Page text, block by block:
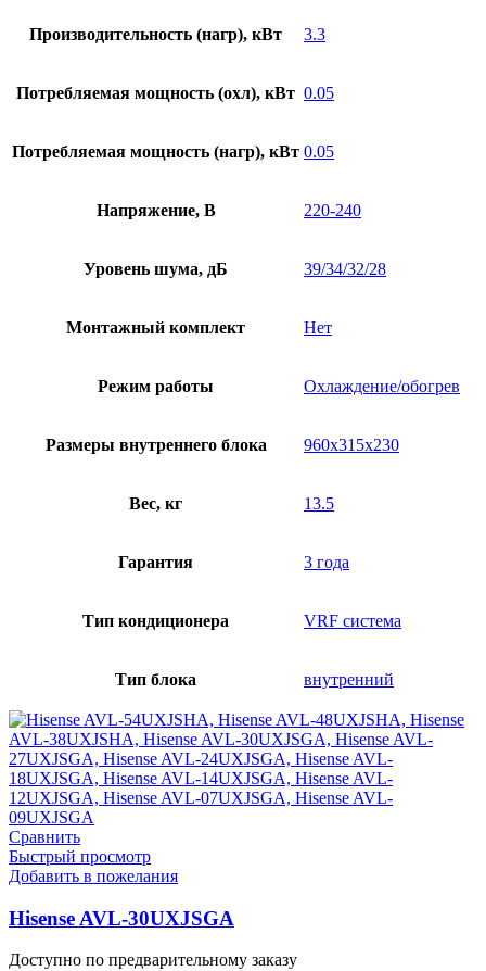
Производительность (нагр), кВт 3.3
Потребляемая мощность (охл), кВт 0.05
Потребляемая мощность (нагр), кВт 0.05
Напряжение, В 220-240
Уровень шума, дБ 39/34/32/28
Монтажный комплект Нет
Режим работы Охлаждение/обогрев
Размеры внутреннего блока 960x315x230
Вес, кг 13.5
Гарантия 3 года
Тип кондиционера VRF система
Тип блока внутренний
Сравнить
Быстрый просмотр
Добавить в пожелания
Hisense AVL-30UXJSGA
Доступно по предварительному заказу